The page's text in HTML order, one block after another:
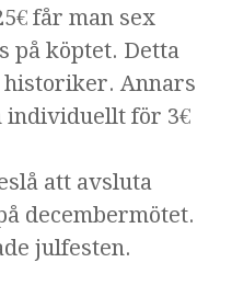
får man sex
på köptet. Detta
Annars
individuellt för 3€
att avsluta
decembermötet.
julfesten.